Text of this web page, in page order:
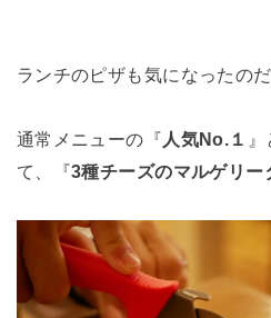
ランチのピザも気になったの
通常メニューの『 人気No.１
て、『3種チーズのマルゲリー